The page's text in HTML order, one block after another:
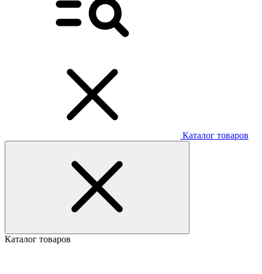
Каталог товаров
Каталог товаров